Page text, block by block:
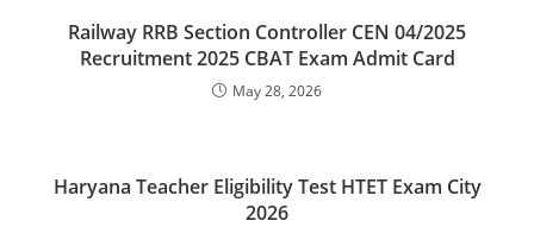
Railway RRB Section Controller CEN 04/2025
Recruitment 2025 CBAT Exam Admit Card
May 28, 2026
Haryana Teacher Eligibility Test HTET Exam City
2026